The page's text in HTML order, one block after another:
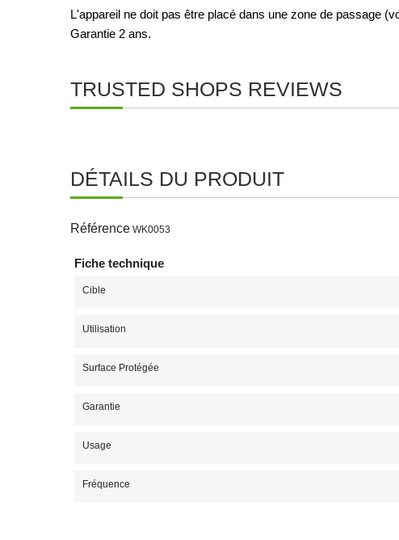
L'appareil ne doit pas être placé dans une zone de passage
Garantie 2 ans.
TRUSTED SHOPS REVIEWS
DÉTAILS DU PRODUIT
Référence WK0053
Fiche technique
Cible
Utilisation
Surface Protégée
Garantie
Usage
Fréquence